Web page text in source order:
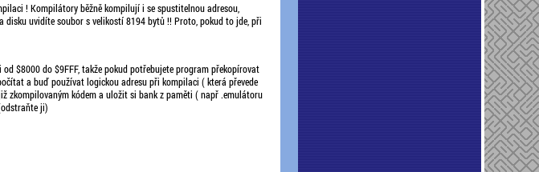
! Kompilátory běžně kompilují i se spustitelnou adresou,
uvidíte soubor s velikostí 8194 bytů !! Proto, pokud to jde, při
$8000 do $9FFF, takže pokud potřebujete program překopírovat
a buď používat logickou adresu při kompilaci ( která převede
zkompilovaným kódem a uložit si bank z paměti ( např .emulátoru
ji)